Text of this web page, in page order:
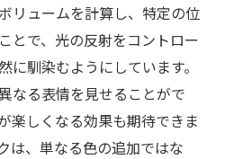
リュームを計算し、特定の位
とで、光の反射をコントロー
に馴染むようにしています。
なる表情を見せることがで
楽しくなる効果も期待できま
は、単なる色の追加ではな